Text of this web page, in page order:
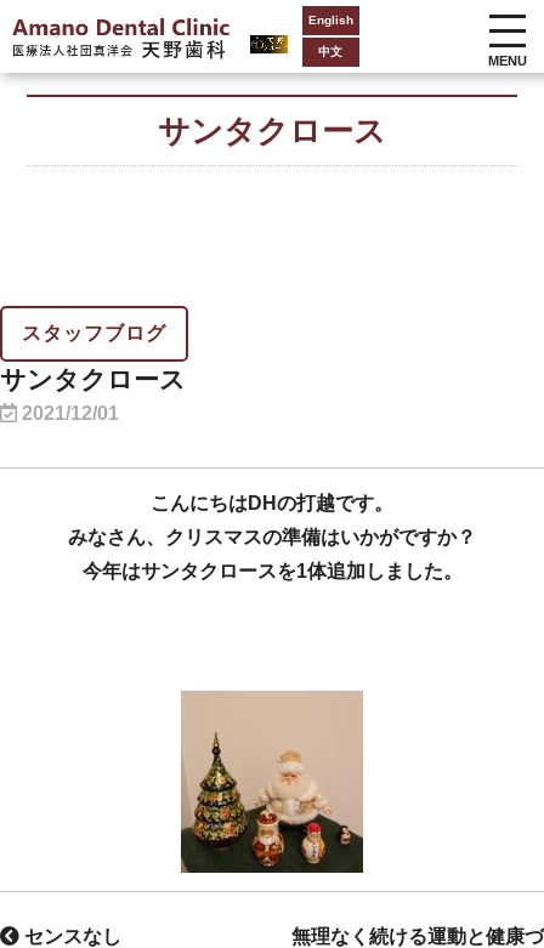
English
中文
MENU
サンタクロース
スタッフブログ
サンタクロース
2021/12/01
こんにちはDHの打越です。
みなさん、クリスマスの準備はいかがですか？
今年はサンタクロースを1体追加しました。
無理なく続ける運動と健康づ
センスなし